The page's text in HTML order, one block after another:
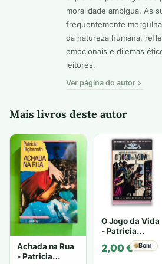
moralidade ambígua. As
frequentemente
da natureza humana,
emocionais e dilemas
leitores.
Ver página do autor
Mais livros deste autor
Achada na Rua
- Patricia
O Jogo da Vida
- Patricia
Highsmith
2,00€ Bom